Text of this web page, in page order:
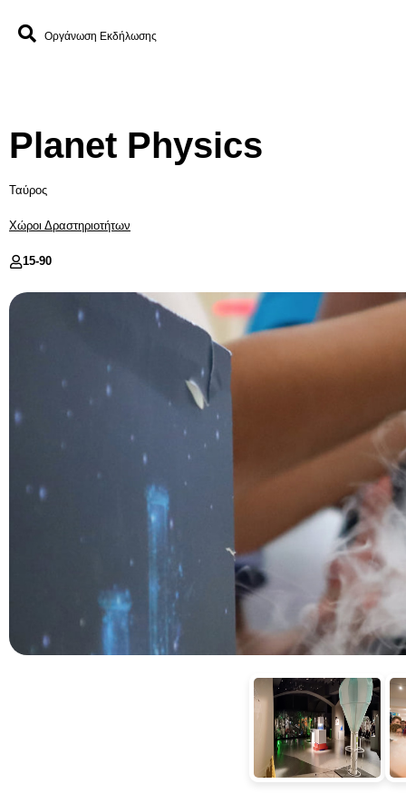
Οργάνωση Εκδήλωσης
Planet Physics
Ταύρος
Χώροι Δραστηριοτήτων
15-90